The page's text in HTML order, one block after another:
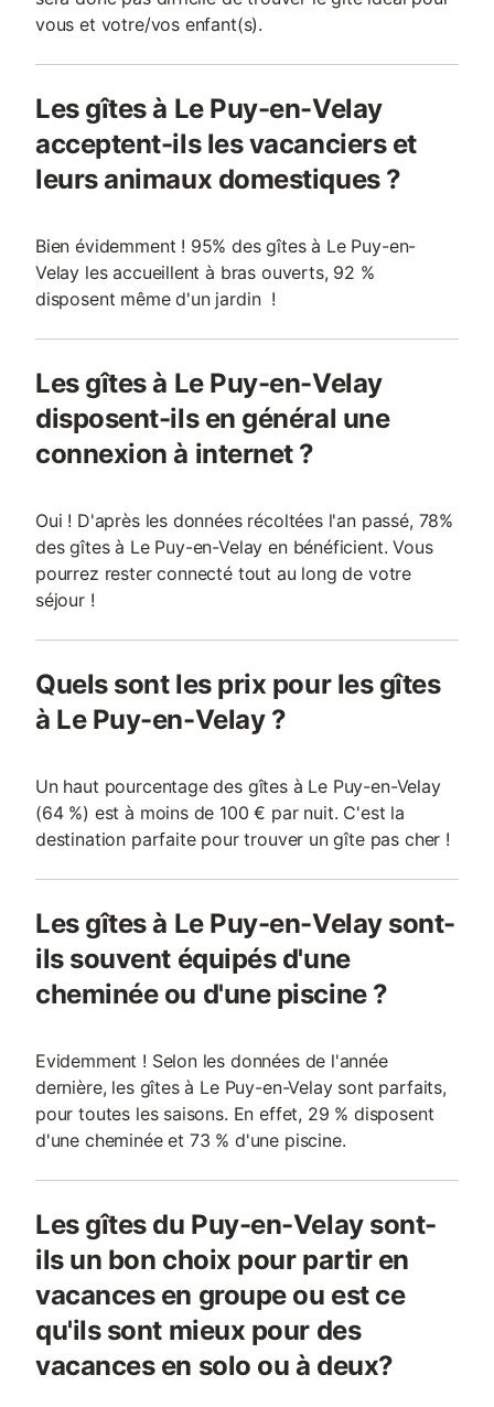
vous et votre/vos enfant(s).
Les gîtes à Le Puy-en-Velay
acceptent-ils les vacanciers et
leurs animaux domestiques ?
Bien évidemment ! 95% des gîtes à Le Puy-en-
Velay les accueillent à bras ouverts, 92 %
disposent même d'un jardin !
Les gîtes à Le Puy-en-Velay
disposent-ils en général une
connexion à internet ?
Oui ! D'après les données récoltées l'an passé, 78%
des gîtes à Le Puy-en-Velay en bénéficient. Vous
pourrez rester connecté tout au long de votre
séjour !
Quels sont les prix pour les gîtes
à Le Puy-en-Velay ?
Un haut pourcentage des gîtes à Le Puy-en-Velay
(64 %) est à moins de 100 € par nuit. C'est la
destination parfaite pour trouver un gîte pas cher !
Les gîtes à Le Puy-en-Velay sont-
ils souvent équipés d'une
cheminée ou d'une piscine ?
Evidemment ! Selon les données de l'année
dernière, les gîtes à Le Puy-en-Velay sont parfaits,
pour toutes les saisons. En effet, 29 % disposent
d'une cheminée et 73 % d'une piscine.
Les gîtes du Puy-en-Velay sont-
ils un bon choix pour partir en
vacances en groupe ou est ce
qu'ils sont mieux pour des
vacances en solo ou à deux?